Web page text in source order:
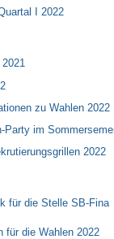
I 2022
zu Wahlen 2022
Party im
2022
für die Stelle SB-Fina
für die Wahlen 2022